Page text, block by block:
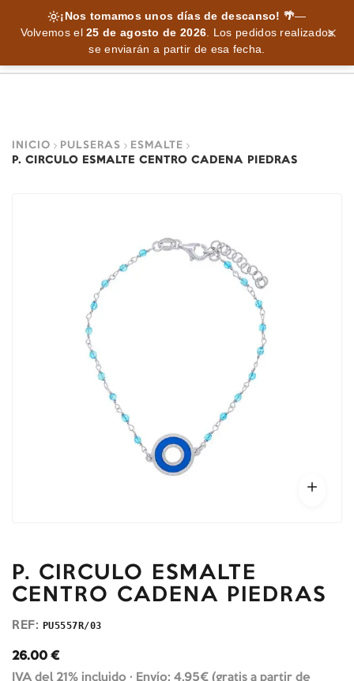
¡Nos tomamos unos días de descanso! 🌴—
Volvemos el25 de agosto de 2026. Los pedidos realizados
se enviarán a partir de esa fecha.
INICIO PULSERAS
ESMALTE
P. CIRCULO ESMALTE CENTRO CADENA PIEDRAS
P. CIRCULO ESMALTE
CENTRO CADENA PIEDRAS
REF: PU5557R/03
26.00 €
IVA del 21% incluido · Envío: 4,95€ (gratis a partir de